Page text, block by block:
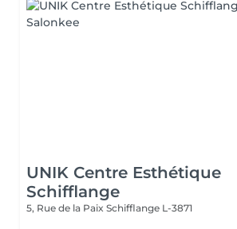
UNIK Centre Esthétique
Schifflange
5, Rue de la Paix Schifflange L-3871